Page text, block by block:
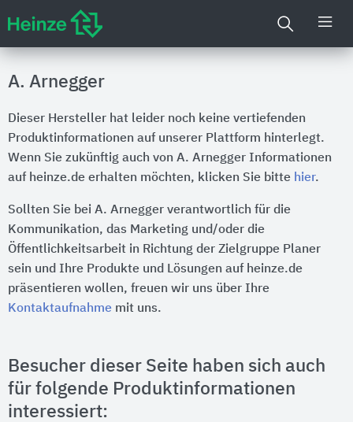
A. Arnegger
Dieser Hersteller hat leider noch keine vertiefenden
Produktinformationen auf unserer Plattform hinterlegt.
Wenn Sie zukünftig auch von A. Arnegger Informationen
auf heinze.de erhalten möchten, klicken Sie bitte hier.
Sollten Sie bei A. Arnegger verantwortlich für die
Kommunikation, das Marketing und/oder die
Öffentlichkeitsarbeit in Richtung der Zielgruppe Planer
sein und Ihre Produkte und Lösungen auf heinze.de
präsentieren wollen, freuen wir uns über Ihre
Kontaktaufnahme mit uns.
Besucher dieser Seite haben sich auch
für folgende Produktinformationen
interessiert: